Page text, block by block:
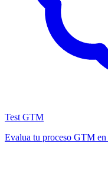
Test GTM
Evalua tu proceso GTM